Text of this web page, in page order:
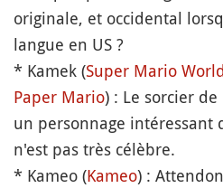
originale, et occidental
langue en US ?
* Kamek (Super Mario
Paper Mario) : Le sorcier
un personnage intéressant
n'est pas très célèbre.
* Kameo (Kameo) :